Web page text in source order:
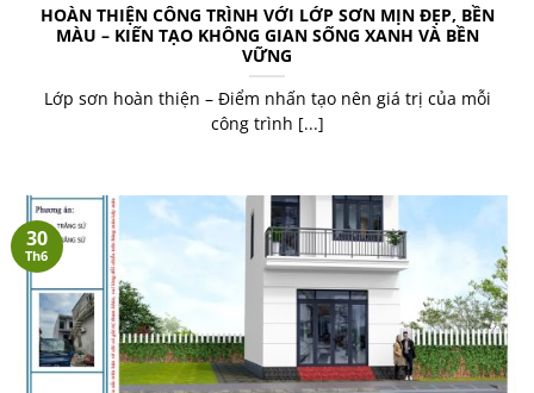
HOÀN THIỆN CÔNG TRÌNH VỚI LỚP SƠN MỊN ĐẸP, BỀN
MÀU – KIẾN TẠO KHÔNG GIAN SỐNG XANH VÀ BỀN
VỮNG
Lớp sơn hoàn thiện – Điểm nhấn tạo nên giá trị của mỗi
công trình [...]
30
Th6